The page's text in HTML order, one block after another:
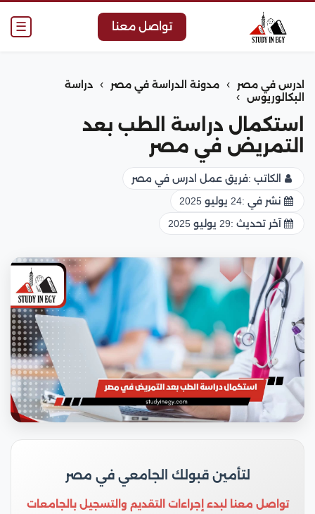
☰ تواصل معنا
ادرس في مصر › مدونة الدراسة في مصر ›
دراسة
البكالوريوس
›
استكمال دراسة الطب بعد
التمريض في مصر
الكاتب :فريق عمل ادرس في مصر
نشر في :24 يوليو 2025
آخر تحديث :29 يوليو 2025
لتأمين قبولك الجامعي في مصر
تواصل معنا لبدء إجراءات التقديم والتسجيل بالجامعات